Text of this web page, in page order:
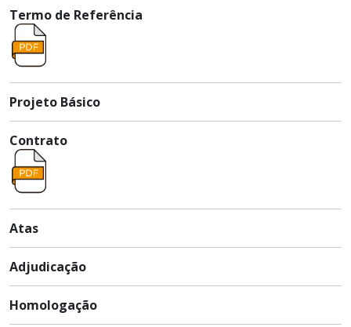
Termo de Referência
Projeto Básico
Contrato
Atas
Adjudicação
Homologação